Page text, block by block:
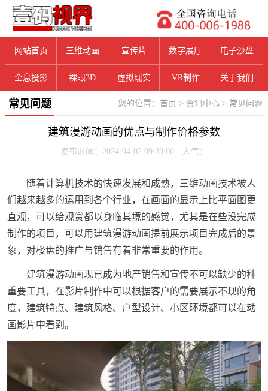
网站首页 三维动画 宣传片 数字展厅 电子沙盘
全息投影 裸眼3D 虚拟现实 VR制作 关于我们
您的位置： 首页 > 资讯中心 > 常见问题
常见问题
建筑漫游动画的优点与制作价格参数
发布时间：2024-04-02 09:28:06 人气：
随着计算机技术的快速发展和成熟，三维动画技术被人
们越来越多的运用到各个行业，在画面的显示上比平面图更
直观，可以给观赏都以身临其境的感觉，尤其是在些没完成
制作的项目，可以用建筑漫游动画提前展示项目完成后的景
象，对楼盘的推广与销售有着非常重要的作用。
建筑漫游动画现已成为地产销售和宣传不可以缺少的种
重要工具，在影片制作中可以根据客户的需要展示不现的角
度，建筑特点、建筑风格、户型设计、小区环境都可以在动
画影片中看到。